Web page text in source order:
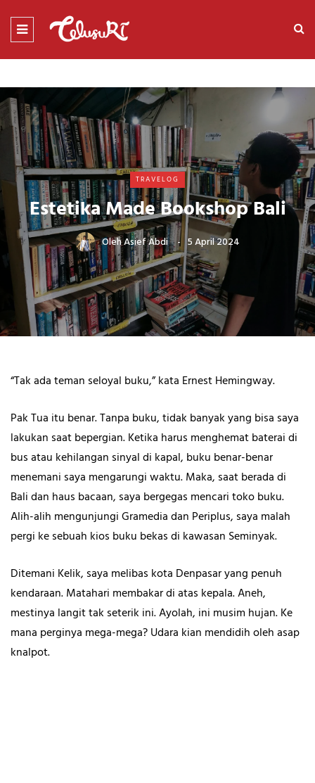
TRAVELOG
Estetika Made Bookshop Bali
OlehAsief Abdi 5 April 2024
“Tak ada teman seloyal buku,” kata Ernest Hemingway.
Pak Tua itu benar. Tanpa buku, tidak banyak yang bisa saya
lakukan saat bepergian. Ketika harus menghemat baterai di
bus atau kehilangan sinyal di kapal, buku benar-benar
menemani saya mengarungi waktu. Maka, saat berada di
Bali dan haus bacaan, saya bergegas mencari toko buku.
Alih-alih mengunjungi Gramedia dan Periplus, saya malah
pergi ke sebuah kios buku bekas di kawasan Seminyak.
Ditemani Kelik, saya melibas kota Denpasar yang penuh
kendaraan. Matahari membakar di atas kepala. Aneh,
mestinya langit tak seterik ini. Ayolah, ini musim hujan. Ke
mana perginya mega-mega? Udara kian mendidih oleh asap
knalpot.